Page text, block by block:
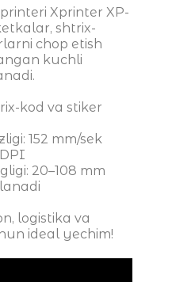
Xprinter XP-
shtrix-
chop etish
kuchli
kod va stiker
152 mm/sek
20–108 mm
logistika va
ideal yechim!